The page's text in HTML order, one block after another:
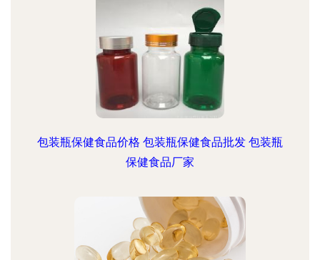
包装瓶保健食品价格 包装瓶保健食品批发 包装瓶
保健食品厂家